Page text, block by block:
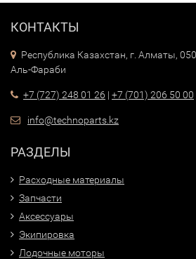
КОНТАКТЫ
Республика Казахстан, г. Алматы,
Аль-Фараби
+7 (727) 248 01 26 | +7 (701) 206 50 00
info@technoparts.kz
РАЗДЕЛЫ
Расходные материалы
Запчасти
Аксессуары
Экипировка
Лодочные моторы